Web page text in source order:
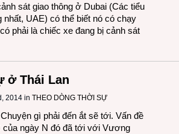
sát giao thông ở Dubai (Các tiểu
UAE) có thể biết nó có chạy
phải là chiếc xe đang bị cảnh sát
ở Thái Lan
2014 in THEO DÒNG THỜI SỰ
gì phải đến ắt sẽ tới. Vấn đề
ngày N đó đã tới với Vương